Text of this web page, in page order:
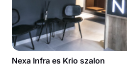
Nexa Infra es Krio szalon